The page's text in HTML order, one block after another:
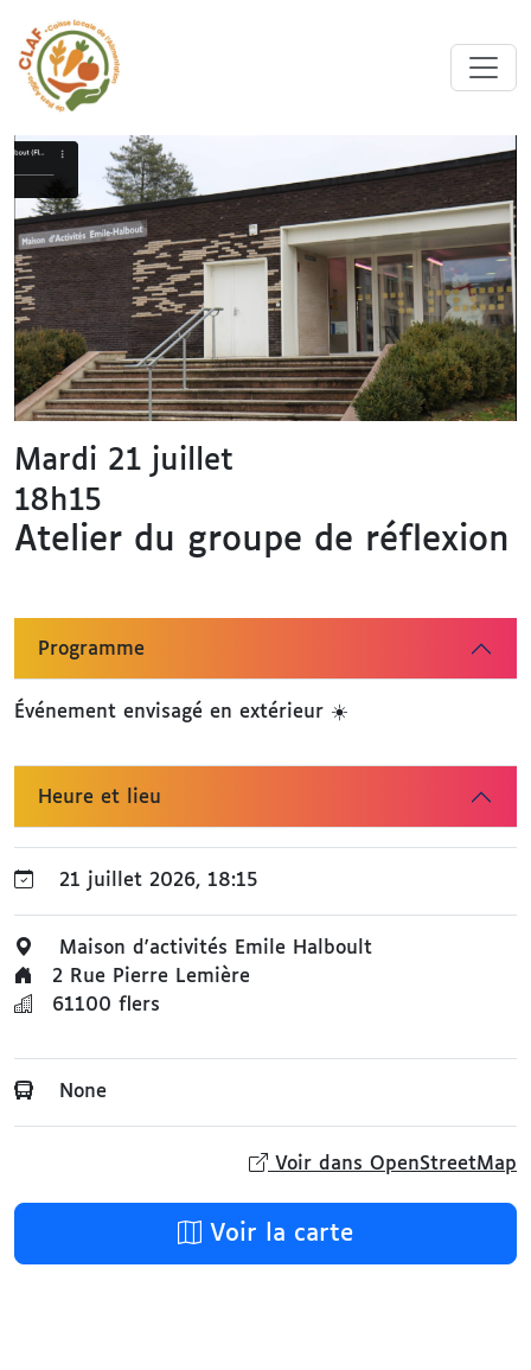
Mardi 21 juillet
18h15
Atelier du groupe de réflexion
Programme
Événement envisagé en extérieur ☀️
Heure et lieu
21 juillet 2026, 18:15
Maison d'activités Emile Halboult
2 Rue Pierre Lemière
61100 flers
None
Voir dans OpenStreetMap
Voir la carte